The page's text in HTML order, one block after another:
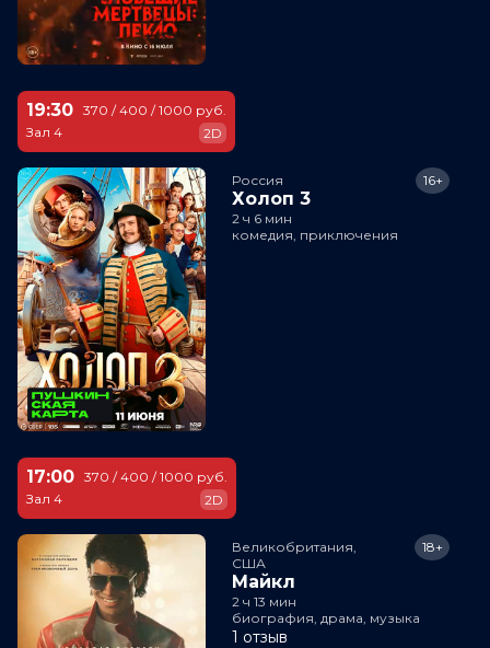
19:30
Зал 4
370 / 400 / 1000 руб.
2D
Россия
Холоп 3
16+
2 ч 6 мин
комедия, приключения
17:00
Зал 4
370 / 400 / 1000 руб.
2D
Великобритания,
США
Майкл
18+
2 ч 13 мин
биография, драма, музыка
1 отзыв